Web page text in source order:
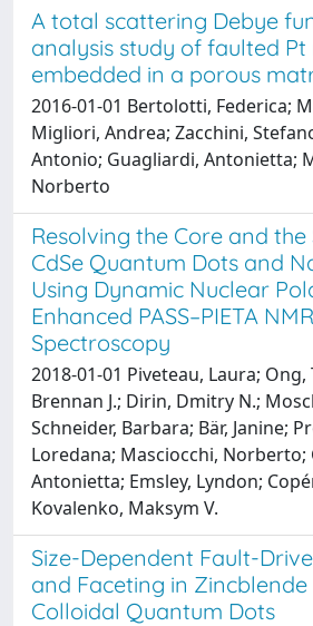
A total scattering Debye
analysis study of faulted
embedded in a porous
2016-01-01 Bertolotti, Federica;
Migliori, Andrea; Zacchini,
Antonio; Guagliardi, Antonietta;
Norberto
Resolving the Core and
CdSe Quantum Dots and
Using Dynamic Nuclear
Enhanced PASS–PIETA NMR
Spectroscopy
2018-01-01 Piveteau, Laura; Ong,
Brennan J.; Dirin, Dmitry N.;
Schneider, Barbara; Bär, Janine;
Loredana; Masciocchi, Norberto;
Antonietta; Emsley, Lyndon;
Kovalenko, Maksym V.
Size-Dependent Fault-
and Faceting in Zincblende
Colloidal Quantum Dots